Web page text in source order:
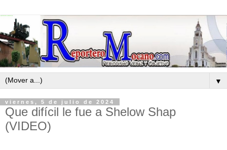
▼
viernes, 5 de julio de 2024
Que difícil le fue a Shelow Shap
(VIDEO)